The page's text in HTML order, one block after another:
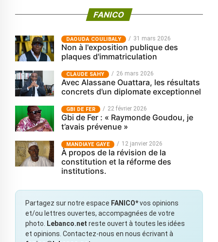
FANICO
‎DAOUDA COULIBALY 31 mars 2026
Non à l'exposition publique des
plaques d'immatriculation
CLAUDE SAHY 26 mars 2026
Avec Alassane Ouattara, les résultats
concrets d’un diplomate exceptionnel
GBI DE FER 22 février 2026
Gbi de Fer : « Raymonde Goudou, je
t’avais prévenue »
MANDIAYE GAYE 12 janvier 2026
À propos de la révision de la
constitution et la réforme des
institutions.
Partagez sur notre espace FANICO*vos opinions
et/ou lettres ouvertes, accompagnées de votre
photo.
Lebanco.net reste ouvert à toutes les idées
et opinions. Contactez-nous en nous écrivant à